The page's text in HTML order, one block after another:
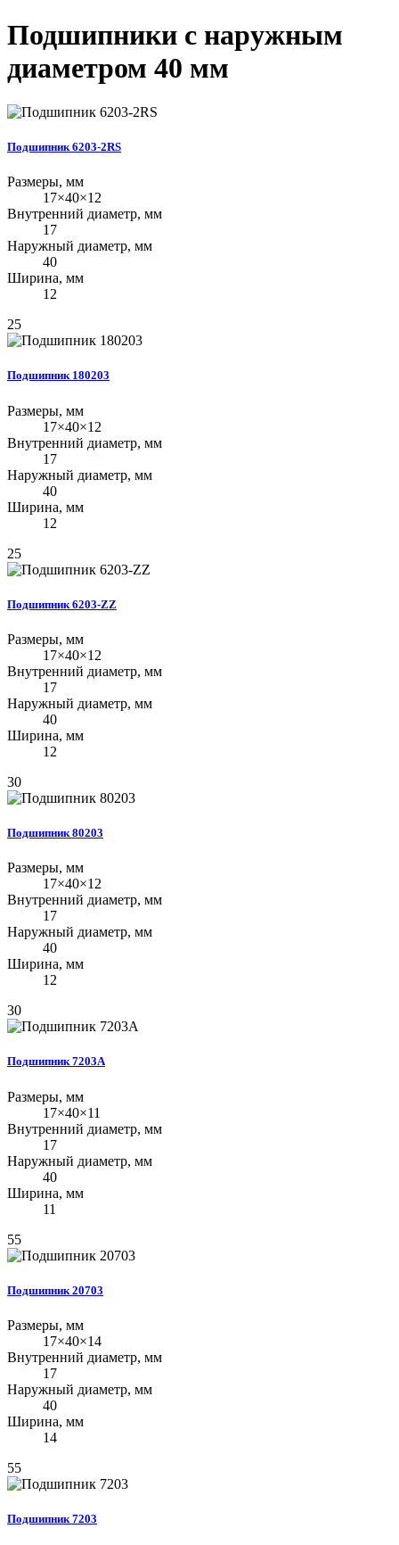
Подшипники с наружным
диаметром 40 мм
Подшипник 6203-2RS
Размеры, мм
17×40×12
Внутренний диаметр, мм
17
Наружный диаметр, мм
40
Ширина, мм
12
25
Подшипник 180203
Размеры, мм
17×40×12
Внутренний диаметр, мм
17
Наружный диаметр, мм
40
Ширина, мм
12
25
Подшипник 6203-ZZ
Размеры, мм
17×40×12
Внутренний диаметр, мм
17
Наружный диаметр, мм
40
Ширина, мм
12
30
Подшипник 80203
Размеры, мм
17×40×12
Внутренний диаметр, мм
17
Наружный диаметр, мм
40
Ширина, мм
12
30
Подшипник 7203А
Размеры, мм
17×40×11
Внутренний диаметр, мм
17
Наружный диаметр, мм
40
Ширина, мм
11
55
Подшипник 20703
Размеры, мм
17×40×14
Внутренний диаметр, мм
17
Наружный диаметр, мм
40
Ширина, мм
14
55
Подшипник 7203